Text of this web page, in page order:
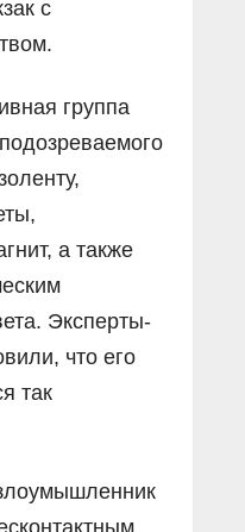
с
группа
а также
Эксперты-
что его
так